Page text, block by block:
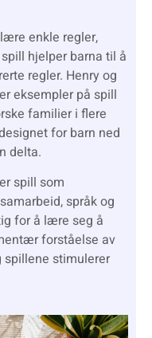
enkle regler,
hjelper barna til å
regler. Henry og
eksempler på spill
familier i flere
for barn ned
delta.
spill som
språk og
for å lære seg å
forståelse av
spillene stimulerer